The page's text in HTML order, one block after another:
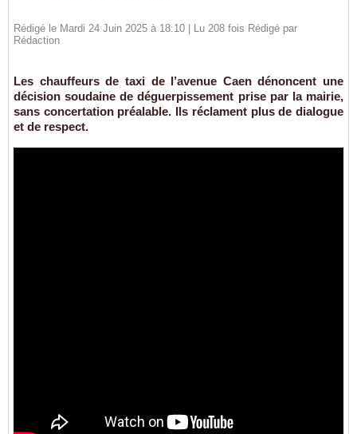
Rédigé le Mardi 24 Juin 2025 à 18:10 | Lu 208 fois Rédigé par
Rédaction
Les chauffeurs de taxi de l’avenue Caen dénoncent une
décision soudaine de déguerpissement prise par la mairie,
sans concertation préalable. Ils réclament plus de dialogue
et de respect.